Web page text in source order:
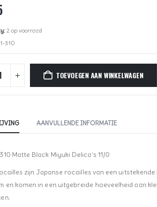
2 op voorraad
310
TOEVOEGEN AAN WINKELWAGEN
AANVULLENDE INFORMATIE
Matte Black Miyuki Delica’s 11/0
zijn Japanse rocailles van een
en komen in een uitgebreide hoeveelheid aan